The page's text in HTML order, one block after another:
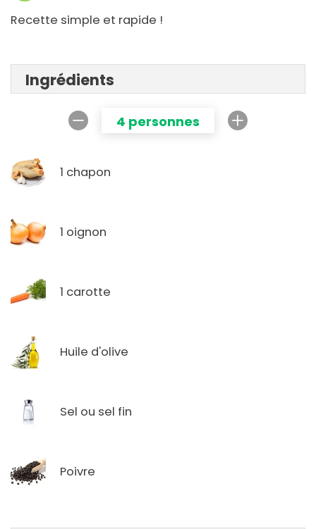
Recette simple et rapide !
Ingrédients
4 personnes
1 chapon
1 oignon
1 carotte
Huile d'olive
Sel ou sel fin
Poivre